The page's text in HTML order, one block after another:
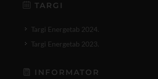
TARGI
Targi Energetab 2024.
Targi Energetab 2023.
INFORMATOR